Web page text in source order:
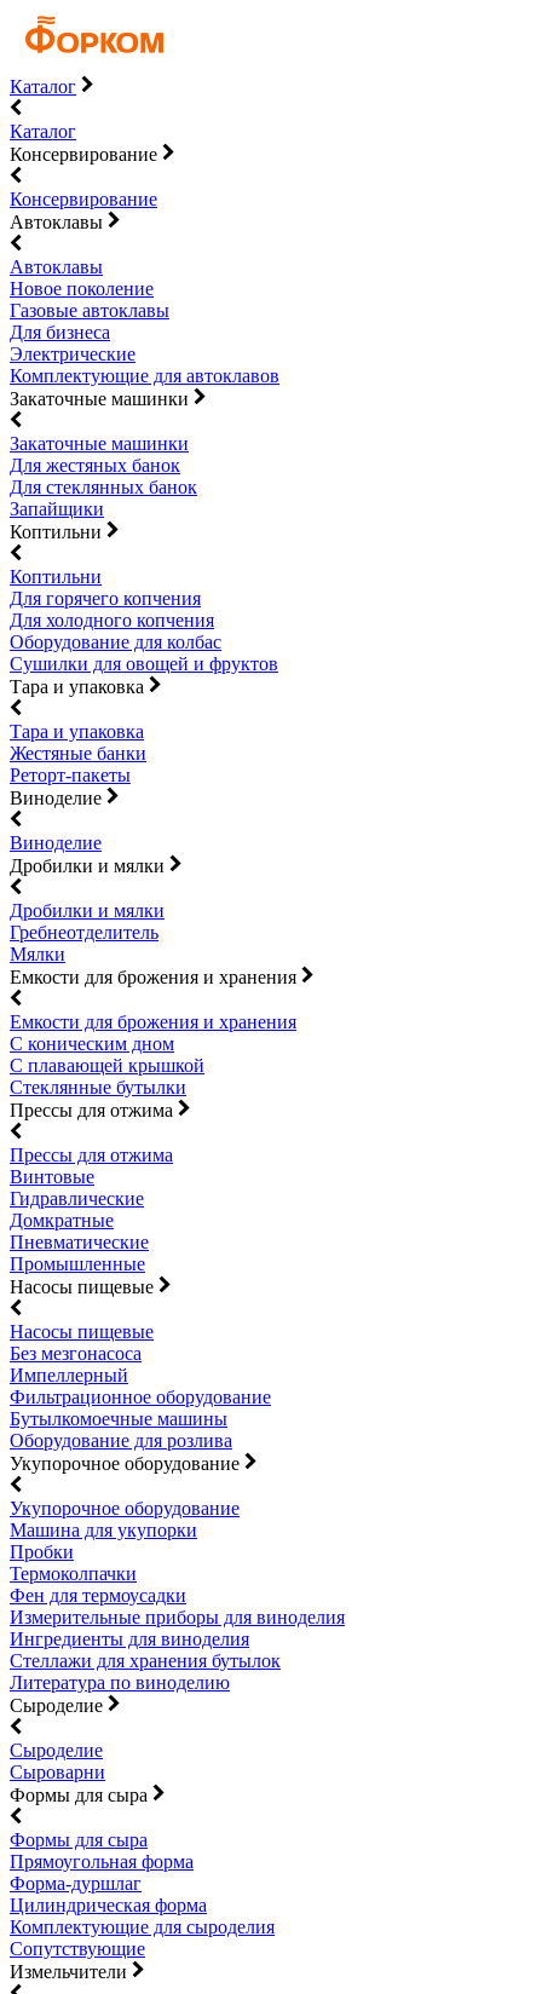
Каталог
Каталог
Консервирование
Консервирование
Автоклавы
Автоклавы
Новое поколение
Газовые автоклавы
Для бизнеса
Электрические
Комплектующие для автоклавов
Закаточные машинки
Закаточные машинки
Для жестяных банок
Для стеклянных банок
Запайщики
Коптильни
Коптильни
Для горячего копчения
Для холодного копчения
Оборудование для колбас
Сушилки для овощей и фруктов
Тара и упаковка
Тара и упаковка
Жестяные банки
Реторт-пакеты
Виноделие
Виноделие
Дробилки и мялки
Дробилки и мялки
Гребнеотделитель
Мялки
Емкости для брожения и хранения
Емкости для брожения и хранения
С коническим дном
С плавающей крышкой
Стеклянные бутылки
Прессы для отжима
Прессы для отжима
Винтовые
Гидравлические
Домкратные
Пневматические
Промышленные
Насосы пищевые
Насосы пищевые
Без мезгонасоса
Импеллерный
Фильтрационное оборудование
Бутылкомоечные машины
Оборудование для розлива
Укупорочное оборудование
Укупорочное оборудование
Машина для укупорки
Пробки
Термоколпачки
Фен для термоусадки
Измерительные приборы для виноделия
Ингредиенты для виноделия
Стеллажи для хранения бутылок
Литература по виноделию
Сыроделие
Сыроделие
Сыроварни
Формы для сыра
Формы для сыра
Прямоугольная форма
Форма-дуршлаг
Цилиндрическая форма
Комплектующие для сыроделия
Сопутствующие
Измельчители